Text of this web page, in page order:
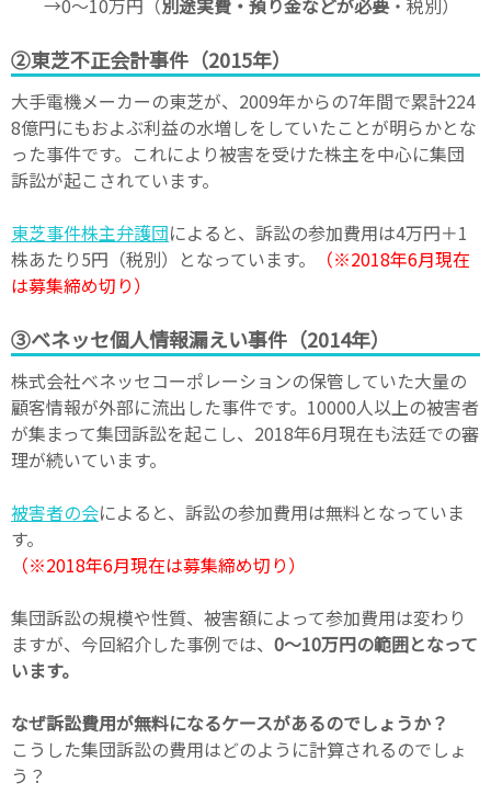
②東芝不正会計事件（2015年）
大手電機メーカーの東芝が、2009年からの7年間で累計224
8億円にもおよぶ利益の水増しをしていたことが明らかとな
った事件です。これにより被害を受けた株主を中心に集団
訴訟が起こされています。
東芝事件株主弁護団によると、訴訟の参加費用は4万円＋1
株あたり5円（税別）となっています。
（※2018年6月現在
は募集締め切り）
③ベネッセ個人情報漏えい事件（2014年）
株式会社ベネッセコーポレーションの保管していた大量の
顧客情報が外部に流出した事件です。10000人以上の被害者
が集まって集団訴訟を起こし、2018年6月現在も法廷での審
理が続いています。
被害者の会によると、訴訟の参加費用は無料となっていま
す。
（※2018年6月現在は募集締め切り）
集団訴訟の規模や性質、被害額によって参加費用は変わり
ますが、今回紹介した事例では、 0～10万円の範囲となって
います。
なぜ訴訟費用が無料になるケースがあるのでしょうか？
こうした集団訴訟の費用はどのように計算されるのでしょ
う？